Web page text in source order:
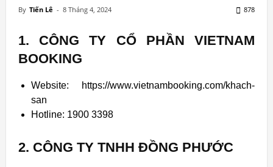
By Tiến Lê - 8 Tháng 4, 2024 878
1. CÔNG TY CỔ PHẦN VIETNAM
BOOKING
Website: https://www.vietnambooking.com/khach-
san
Hotline: 1900 3398
2. CÔNG TY TNHH ĐỒNG PHƯỚC